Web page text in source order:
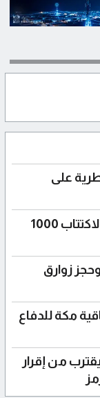
على
الأركان العامة للجيوش تعلن مسابقة لاكتتاب 1000
زوارق
مكة للدفاع
من إقرار